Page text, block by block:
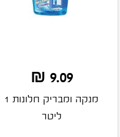
9.09 ₪
מנקה ומבריק חלונות 1
ליטר